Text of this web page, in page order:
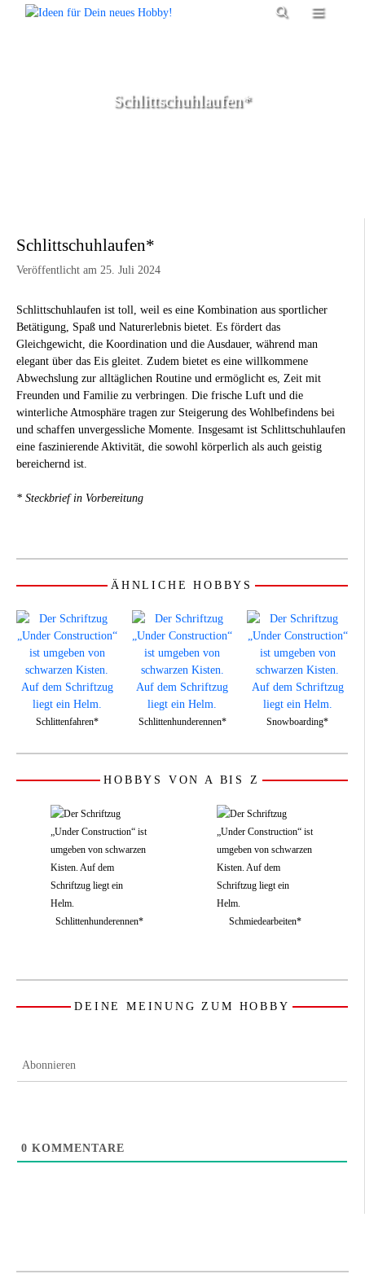
Menü
Schlittschuhlaufen*
Schlittschuhlaufen*
Veröffentlicht am 25. Juli 2024
Schlittschuhlaufen ist toll, weil es eine Kombination aus sportlicher
Betätigung, Spaß und Naturerlebnis bietet. Es fördert das
Gleichgewicht, die Koordination und die Ausdauer, während man
elegant über das Eis gleitet. Zudem bietet es eine willkommene
Abwechslung zur alltäglichen Routine und ermöglicht es, Zeit mit
Freunden und Familie zu verbringen. Die frische Luft und die
winterliche Atmosphäre tragen zur Steigerung des Wohlbefindens bei
und schaffen unvergessliche Momente. Insgesamt ist Schlittschuhlaufen
eine faszinierende Aktivität, die sowohl körperlich als auch geistig
bereichernd ist.
* Steckbrief in Vorbereitung
ÄHNLICHE HOBBYS
Schlittenfahren* Schlittenhunderennen* Snowboarding*
HOBBYS VON A BIS Z
Schlittenhunderennen* Schmiedearbeiten*
DEINE MEINUNG ZUM HOBBY
Abonnieren
0 KOMMENTARE